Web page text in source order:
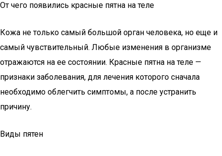
От чего появились красные пятна на теле
Кожа не только самый большой орган человека, но еще и
самый чувствительный. Любые изменения в организме
отражаются на ее состоянии. Красные пятна на теле —
признаки заболевания, для лечения которого сначала
необходимо облегчить симптомы, а после устранить
причину.
Виды пятен